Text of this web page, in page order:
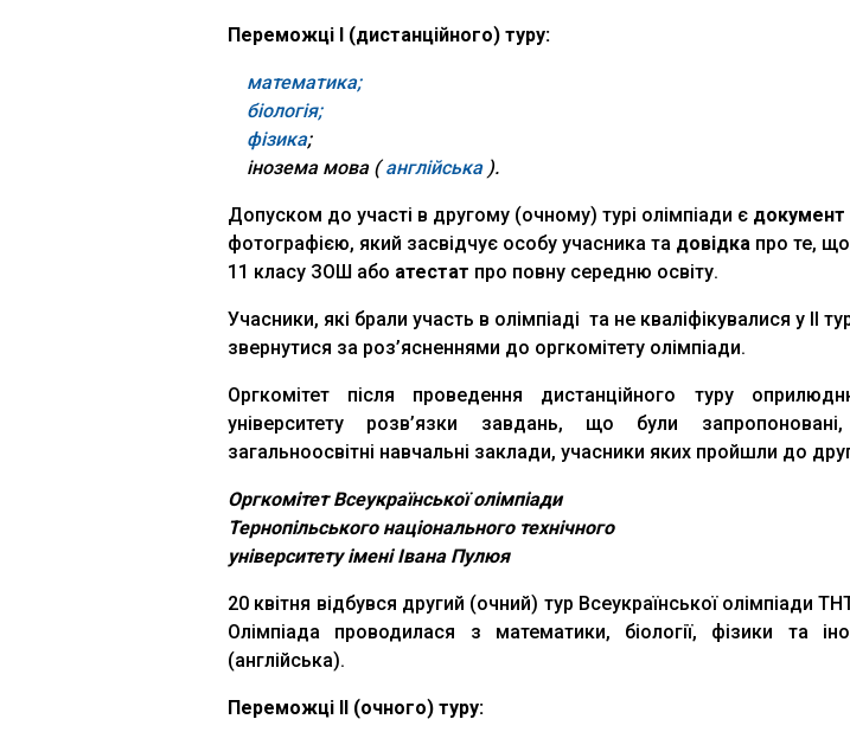
Переможці І (дистанційного) туру:
математика;
біологія;
фізика;
інозема мова (англійська).
Допуском до участі в другому (очному) турі олімпіади є документ
фотографією, який засвідчує особу учасника та довідка про те,
11 класу ЗОШ або атестат про повну середню освіту.
Учасники, які брали участь в олімпіаді та не кваліфікувалися у ІІ
звернутися за роз’ясненнями до оргкомітету олімпіади.
Оргкомітет після проведення дистанційного туру
університету розв’язки завдань, що були
загальноосвітні навчальні заклади, учасники яких пройшли до
Оргкомітет Всеукраїнської олімпіади
Тернопільського національного технічного
університету імені Івана Пулюя
20 квітня відбувся другий (очний) тур Всеукраїнської олімпіади
Олімпіада проводилася з математики, біології, фізики та
(англійська).
Переможці ІІ (очного) туру: